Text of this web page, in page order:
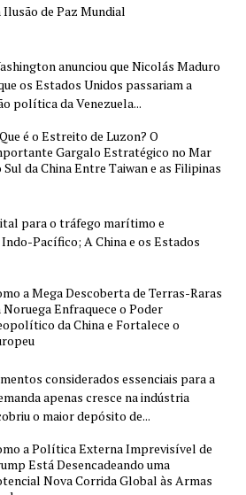
Ilusão de Paz Mundial
anunciou que Nicolás Maduro
os Estados Unidos passariam a
política da Venezuela...
é o Estreito de Luzon? O
Gargalo Estratégico no Mar
Sul da China Entre Taiwan e as Filipinas
para o tráfego marítimo e
Pacífico; A China e os Estados
a Mega Descoberta de Terras-Raras
Noruega Enfraquece o Poder
da China e Fortalece o
considerados essenciais para a
apenas cresce na indústria
o maior depósito de...
a Política Externa Imprevisível de
Está Desencadeando uma
Nova Corrida Global às Armas